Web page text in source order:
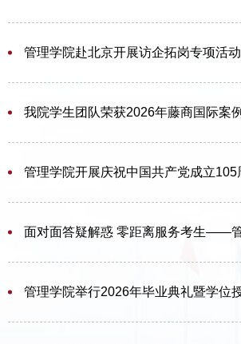
管理学院赴北京开展访企拓岗专项活动